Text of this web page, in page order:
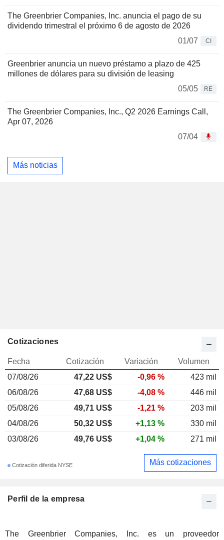
The Greenbrier Companies, Inc. anuncia el pago de su
dividendo trimestral el próximo 6 de agosto de 2026
01/07
CI
Greenbrier anuncia un nuevo préstamo a plazo de 425
millones de dólares para su división de leasing
05/05
RE
The Greenbrier Companies, Inc., Q2 2026 Earnings Call,
Apr 07, 2026
07/04
Más noticias
Perfil de la empresa
The Greenbrier Companies, Inc. es un proveedor
Cotizaciones
Fecha Cotización Variación
Volumen
07/08/26
47,22 US$ -0,96 %
423 mil
06/08/26
47,68 US$ -4,08 %
446 mil
05/08/26
49,71 US$ -1,21 %
203 mil
04/08/26
50,32 US$ +1,13 %
330 mil
03/08/26
49,76 US$ +1,04 % 271 mil
Cotización diferida NYSE Más cotizaciones